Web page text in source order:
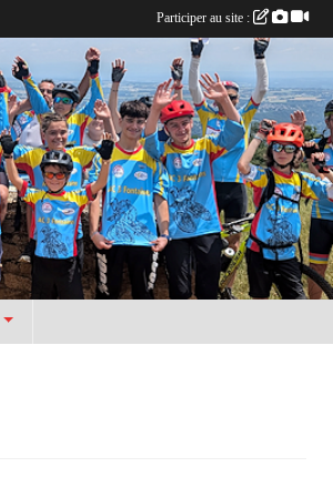
Participer au site :